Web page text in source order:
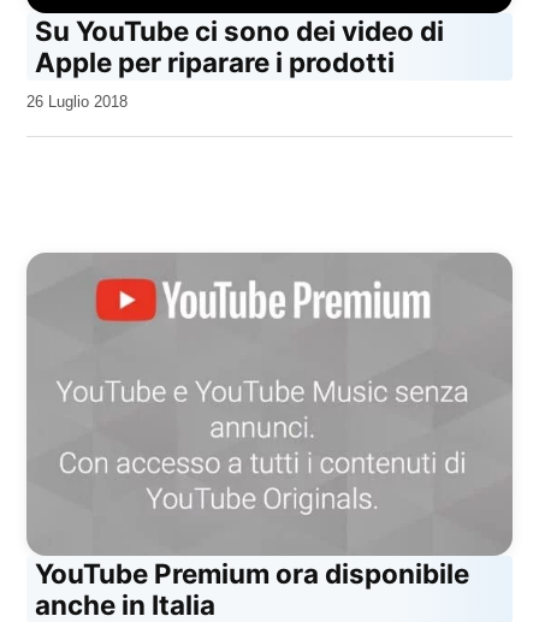
Su YouTube ci sono dei video di
Apple per riparare i prodotti
da
26 Luglio 2018
YouTube Premium ora disponibile
anche in Italia